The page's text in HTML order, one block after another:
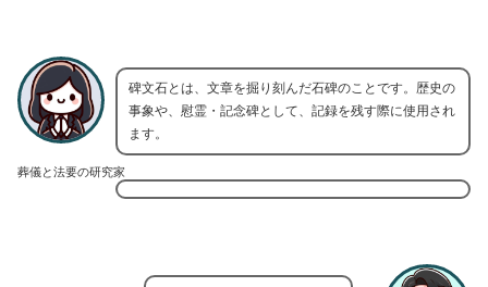
葬儀と法要の研究家
碑文石とは、文章を掘り刻んだ石碑のことです。歴史の
事象や、慰霊・記念碑として、記録を残す際に使用され
ます。